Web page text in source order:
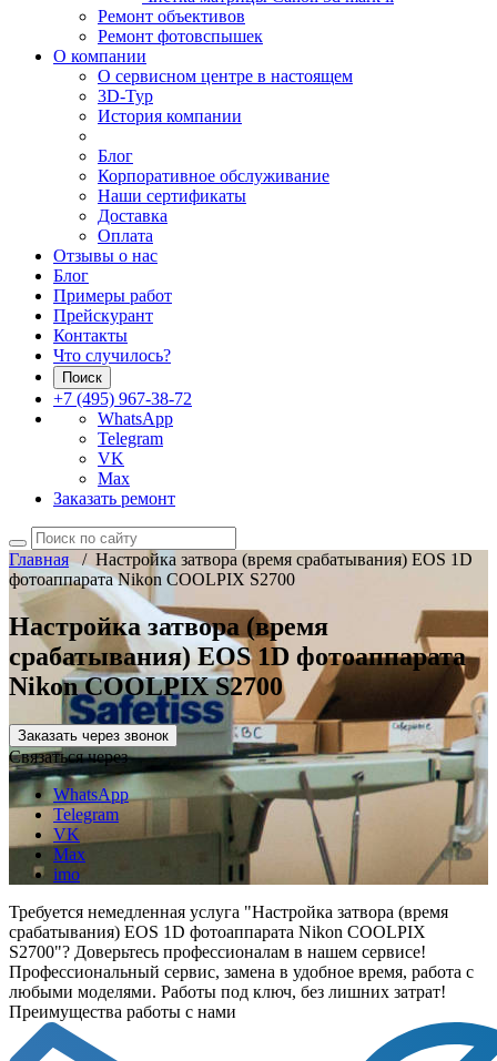
Ремонт объективов
Ремонт фотовспышек
О компании
О сервисном центре в настоящем
3D-Тур
История компании
Блог
Корпоративное обслуживание
Наши сертификаты
Доставка
Оплата
Отзывы о нас
Блог
Примеры работ
Прейскурант
Контакты
Что случилось?
Поиск
+7 (495) 967-38-72
WhatsApp
Telegram
VK
Max
Заказать ремонт
Главная/ Настройка затвора (время срабатывания) EOS 1D
фотоаппарата Nikon COOLPIX S2700
Настройка затвора (время
срабатывания) EOS 1D фотоаппарата
Nikon COOLPIX S2700
Заказать через звонок
Связаться через
WhatsApp
Telegram
VK
Max
imo
Требуется немедленная услуга "Настройка затвора (время
срабатывания) EOS 1D фотоаппарата Nikon COOLPIX
S2700"? Доверьтесь профессионалам в нашем сервисе!
Профессиональный сервис, замена в удобное время, работа с
любыми моделями. Работы под ключ, без лишних затрат!
Преимущества работы с нами